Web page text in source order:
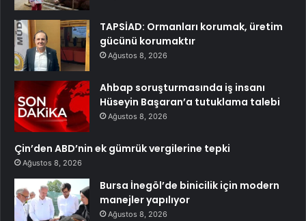
TAPSİAD: Ormanları korumak, üretim
gücünü korumaktır
Ağustos 8, 2026
Ahbap soruşturmasında iş insanı
Hüseyin Başaran’a tutuklama talebi
Ağustos 8, 2026
Çin’den ABD’nin ek gümrük vergilerine tepki
Ağustos 8, 2026
Bursa İnegöl’de binicilik için modern
manejler yapılıyor
Ağustos 8, 2026